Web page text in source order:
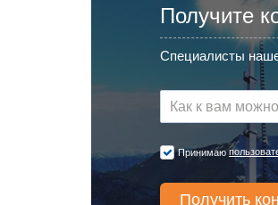
Получите
Специалисты
Принимаю